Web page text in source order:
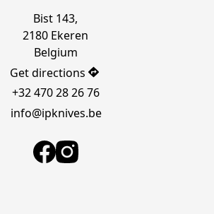
Bist 143,
2180 Ekeren
Belgium
Get directions
+32 470 28 26 76
info@ipknives.be